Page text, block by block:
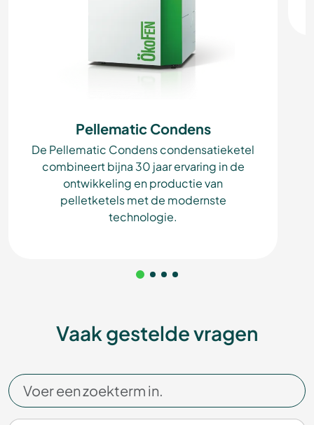
Pellematic Condens
De Pellematic Condens condensatieketel
combineert bijna 30 jaar ervaring in de
ontwikkeling en productie van
pelletketels met de modernste
technologie.
Vaak gestelde vragen